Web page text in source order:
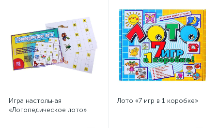
Игра настольная
«Логопедическое лото»
Лото «7 игр в 1 коробке»